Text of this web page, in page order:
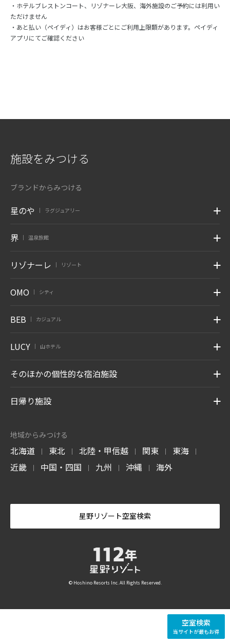
・ホテルブレストンコート、リゾナーレ大阪、海外施設のご予約には利用い
ただけません
・あと払い（ペイディ）はお客様ごとにご利用上限額があります。ペイディ
アプリにてご確認ください
空室検索
当サイトが最もお得
施設をみつける
ブランドからみつける
星のや ラグジュアリー
界 温泉旅館
リゾナーレ リゾート
OMO シティ
BEB カジュアル
LUCY 山ホテル
そのほかの個性的な宿泊施設
日帰り施設
地域からみつける
北海道 | 東北 | 北陸・甲信越 | 関東 | 東海 |
近畿 | 中国・四国 | 九州 | 沖縄 | 海外
星野リゾート空室検索
© Hoshino Resorts Inc. All Rights Reserved.